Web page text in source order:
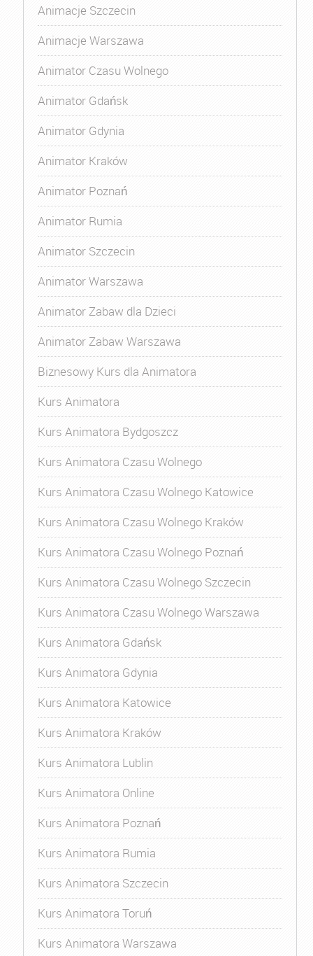
Animacje Szczecin
Animacje Warszawa
Animator Czasu Wolnego
Animator Gdańsk
Animator Gdynia
Animator Kraków
Animator Poznań
Animator Rumia
Animator Szczecin
Animator Warszawa
Animator Zabaw dla Dzieci
Animator Zabaw Warszawa
Biznesowy Kurs dla Animatora
Kurs Animatora
Kurs Animatora Bydgoszcz
Kurs Animatora Czasu Wolnego
Kurs Animatora Czasu Wolnego Katowice
Kurs Animatora Czasu Wolnego Kraków
Kurs Animatora Czasu Wolnego Poznań
Kurs Animatora Czasu Wolnego Szczecin
Kurs Animatora Czasu Wolnego Warszawa
Kurs Animatora Gdańsk
Kurs Animatora Gdynia
Kurs Animatora Katowice
Kurs Animatora Kraków
Kurs Animatora Lublin
Kurs Animatora Online
Kurs Animatora Poznań
Kurs Animatora Rumia
Kurs Animatora Szczecin
Kurs Animatora Toruń
Kurs Animatora Warszawa